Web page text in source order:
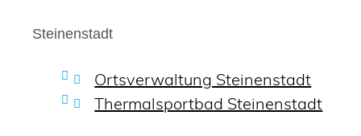
Steinenstadt
Ortsverwaltung Steinenstadt
Thermalsportbad Steinenstadt